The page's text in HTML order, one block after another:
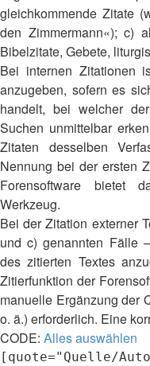
gleichkommende Zitate
den Zimmermann«); c)
Bibelzitate, Gebete,
Bei internen Zitationen
anzugeben, sofern es
handelt, bei welcher
Suchen unmittelbar
Zitaten desselben
Nennung bei der ersten
Forensoftware bietet
Werkzeug.
Bei der Zitation externer
und c) genannten Fälle
des zitierten Textes
Zitierfunktion der
manuelle Ergänzung der
o. ä.) erforderlich. Eine
CODE: Alles auswählen
[quote="Quelle/